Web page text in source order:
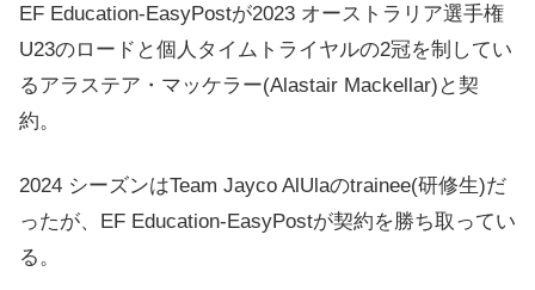
EF Education-EasyPostが2023 オーストラリア選手権
U23のロードと個人タイムトライヤルの2冠を制してい
るアラステア・マッケラー(Alastair Mackellar)と契
約。
2024 シーズンはTeam Jayco AlUlaのtrainee(研修生)だ
ったが、EF Education-EasyPostが契約を勝ち取ってい
る。